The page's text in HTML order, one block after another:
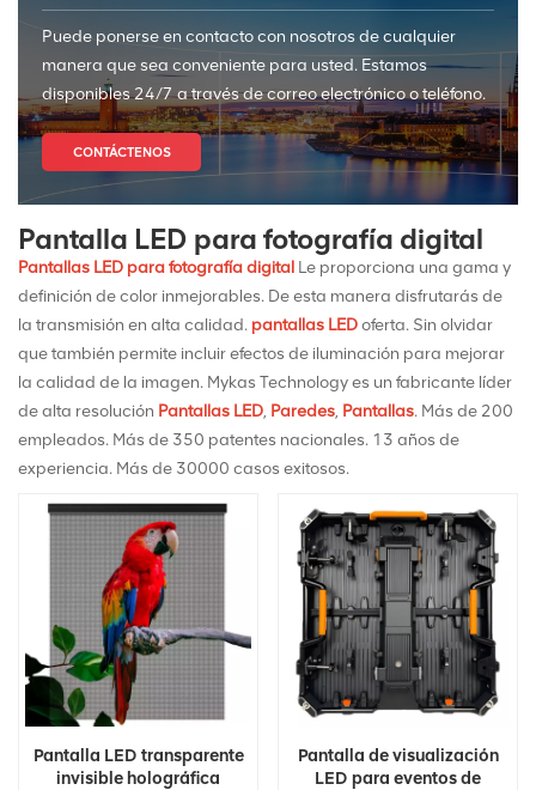
Puede ponerse en contacto con nosotros de cualquier
manera que sea conveniente para usted. Estamos
disponibles 24/7 a través de correo electrónico o teléfono.
CONTÁCTENOS
Pantalla LED para fotografía digital
Pantallas LED para fotografía digital Le proporciona una gama y
definición de color inmejorables. De esta manera disfrutarás de
la transmisión en alta calidad. pantallas LEDoferta. Sin olvidar
que también permite incluir efectos de iluminación para mejorar
la calidad de la imagen. Mykas Technology es un fabricante líder
de alta resolución Pantallas LED, Paredes, Pantallas. Más de 200
empleados. Más de 350 patentes nacionales. 13 años de
experiencia. Más de 30000 casos exitosos.
Pantalla LED transparente
invisible holográfica
Pantalla de visualización
LED para eventos de